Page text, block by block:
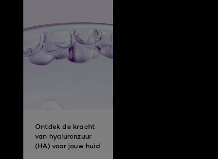
Ontdek de kracht
van hyaluronzuur
(HA) voor jouw huid